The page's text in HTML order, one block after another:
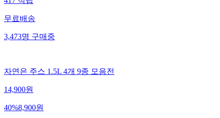
417적립
무료배송
3,473명구매중
자연은 주스 1.5L 4개 9종 모음전
14,900원
40%8,900원